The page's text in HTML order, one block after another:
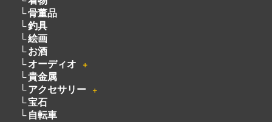
骨董品
釣具
絵画
お酒
オーディオ
＋
貴金属
アクセサリー
＋
宝石
自転車